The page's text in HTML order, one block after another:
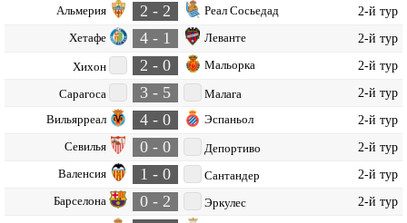
Альмерия 2 - 2 Реал Сосьедад 2-й тур
Хетафе 4 - 1 Леванте 2-й тур
Хихон 2 - 0 Мальорка 2-й тур
Сарагоса 3 - 5 Малага 2-й тур
Вильярреал 4 - 0 Эспаньол 2-й тур
Севилья 0 - 0 Депортиво 2-й тур
Валенсия 1 - 0 Сантандер 2-й тур
Барселона 0 - 2 Эркулес 2-й тур